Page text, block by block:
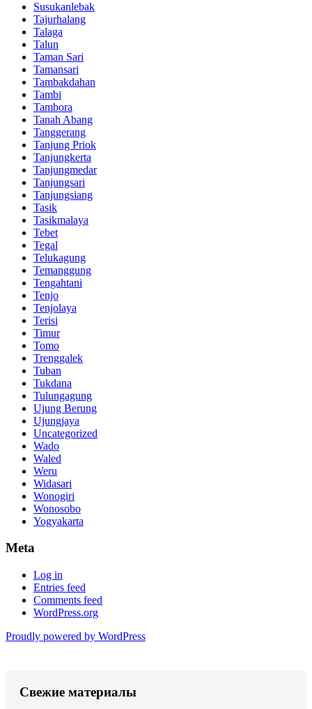
Susukanlebak
Tajurhalang
Talaga
Talun
Taman Sari
Tamansari
Tambakdahan
Tambi
Tambora
Tanah Abang
Tanggerang
Tanjung Priok
Tanjungkerta
Tanjungmedar
Tanjungsari
Tanjungsiang
Tasik
Tasikmalaya
Tebet
Tegal
Telukagung
Temanggung
Tengahtani
Tenjo
Tenjolaya
Terisi
Timur
Tomo
Trenggalek
Tuban
Tukdana
Tulungagung
Ujung Berung
Ujungjaya
Uncategorized
Wado
Waled
Weru
Widasari
Wonogiri
Wonosobo
Yogyakarta
Meta
Log in
Entries feed
Comments feed
WordPress.org
Proudly powered by WordPress
Свежие материалы